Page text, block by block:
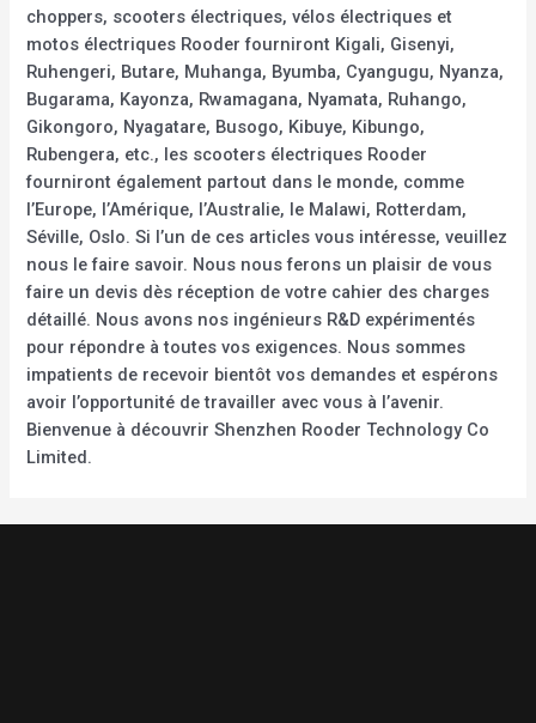
choppers, scooters électriques, vélos électriques et
motos électriques Rooder fourniront Kigali, Gisenyi,
Ruhengeri, Butare, Muhanga, Byumba, Cyangugu, Nyanza,
Bugarama, Kayonza, Rwamagana, Nyamata, Ruhango,
Gikongoro, Nyagatare, Busogo, Kibuye, Kibungo,
Rubengera, etc., les scooters électriques Rooder
fourniront également partout dans le monde, comme
l’Europe, l’Amérique, l’Australie, le Malawi, Rotterdam,
Séville, Oslo. Si l’un de ces articles vous intéresse, veuillez
nous le faire savoir. Nous nous ferons un plaisir de vous
faire un devis dès réception de votre cahier des charges
détaillé. Nous avons nos ingénieurs R&D expérimentés
pour répondre à toutes vos exigences. Nous sommes
impatients de recevoir bientôt vos demandes et espérons
avoir l’opportunité de travailler avec vous à l’avenir.
Bienvenue à découvrir Shenzhen Rooder Technology Co
Limited.